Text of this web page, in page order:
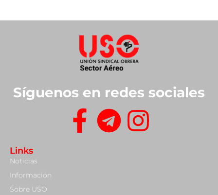
Síguenos en redes sociales
Links
Noticias
Información
Sobre USO